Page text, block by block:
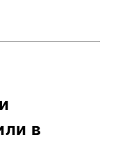
в